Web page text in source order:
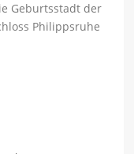
Geburtsstadt der
Philippsruhe